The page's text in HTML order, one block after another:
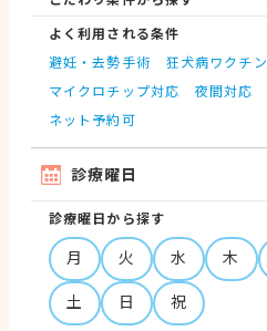
よく利用される条件
避妊・去勢手術
狂犬病ワクチン
マイクロチップ対応
夜間対応
ネット予約可
診療曜日
診療曜日から探す
月 火 水 木
土
日 祝